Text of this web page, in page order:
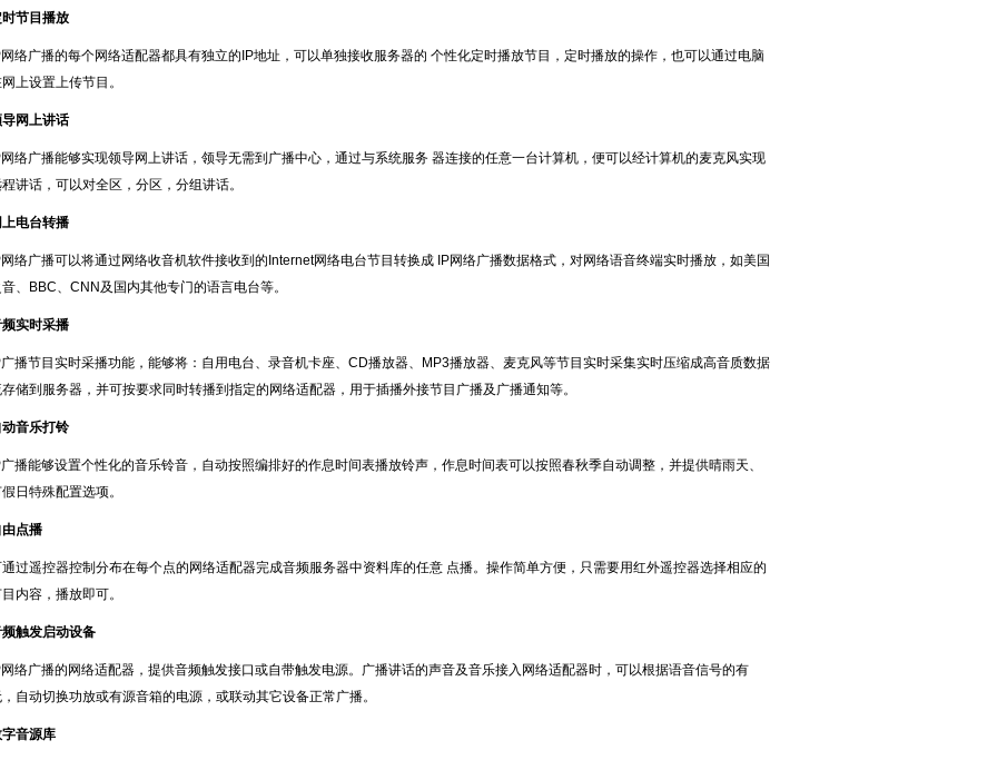
时节目播放
网络广播的每个网络适配器都具有独立的 IP地址，可以单独接收服务器的 个性化定时播放节目，定时播放的操作，也可以通过电脑
上设置上传节目。
网上讲话
网络广播能够实现领导网上讲话，领导无需到广播中心，通过与系统服务 器连接的任意一台计算机，便可以经计算机的麦克风实现
讲话，可以对全区，分区，分组讲话。
上电台转播
网络广播可以将通过网络收音机软件接收到的 Internet网络电台节目转换成 IP网络广播数据格式，对网络语音终端实时播放，如美国
、
BBC、 CNN 及国内其他专门的语言电台等。
实时采播
广播节目实时采播功能，能够将：自用电台、录音机卡座、 CD播放器、 MP3播放器、麦克风等节目实时采集实时压缩成高音质数据
储到服务器，并可按要求同时转播到指定的网络适配器，用于插播外接节目广播及广播通知等。
动音乐打铃
广播能够设置个性化的音乐铃音，自动按照编排好的作息时间表播放铃声，作息时间表可以按照春秋季自动调整，并提供晴雨天、
日特殊配置选项。
由点播
过遥控器控制分布在每个点的网络适配器完成音频服务器中资料库的任意 点播。操作简单方便，只需要用红外遥控器选择相应的
内容，播放即可。
触发启动设备
网络广播的网络适配器，提供音频触发接口或自带触发电源。广播讲话的声音及音乐接入网络适配器时，可以根据语音信号的有
自动切换功放或有源音箱的电源，或联动其它设备正常广播。
音源库